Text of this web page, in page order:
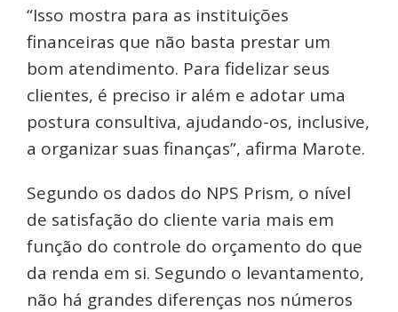
“Isso mostra para as instituições
financeiras que não basta prestar um
bom atendimento. Para fidelizar seus
clientes, é preciso ir além e adotar uma
postura consultiva, ajudando-os, inclusive,
a organizar suas finanças”, afirma Marote.
Segundo os dados do NPS Prism, o nível
de satisfação do cliente varia mais em
função do controle do orçamento do que
da renda em si. Segundo o levantamento,
não há grandes diferenças nos números